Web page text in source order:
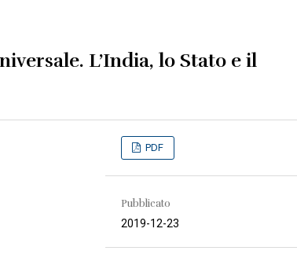
L’India, lo Stato e il
PDF
Pubblicato
2019-12-23